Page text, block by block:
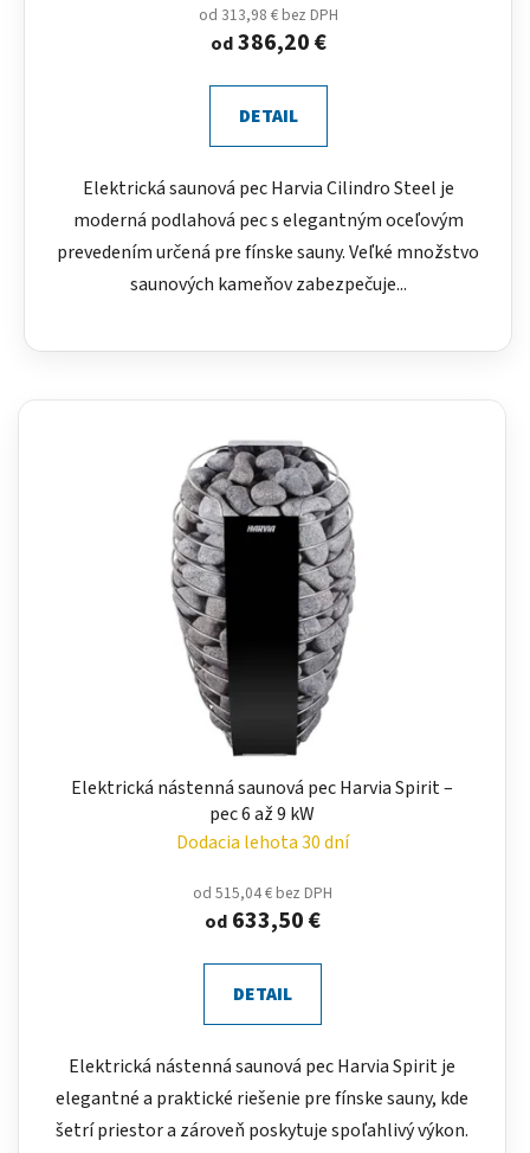
od 313,98 € bez DPH
od386,20 €
DETAIL
Elektrická saunová pec Harvia Cilindro Steel je
moderná podlahová pec s elegantným oceľovým
prevedením určená pre fínske sauny. Veľké množstvo
saunových kameňov zabezpečuje...
Elektrická nástenná saunová pec Harvia Spirit –
pec 6 až 9 kW
Dodacia lehota 30 dní
od 515,04 € bez DPH
od633,50 €
DETAIL
Elektrická nástenná saunová pec Harvia Spirit je
elegantné a praktické riešenie pre fínske sauny, kde
šetrí priestor a zároveň poskytuje spoľahlivý výkon.